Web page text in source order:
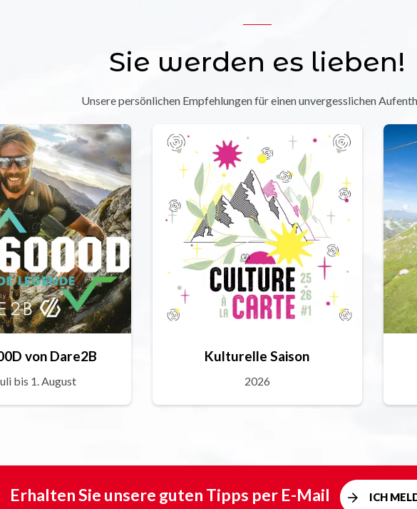
Sie werden es lieben!
Unsere persönlichen Empfehlungen für einen unvergesslichen
von Dare2B
bis 1. August
Kulturelle Saison
2026
Erhalten Sie unsere guten Tipps per E-Mail ICH